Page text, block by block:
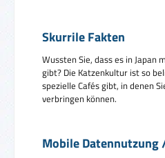
Skurrile Fakten
Wussten Sie, dass es in Japan
gibt? Die Katzenkultur ist so
spezielle Cafés gibt, in denen
verbringen können.
Mobile Datennutzung